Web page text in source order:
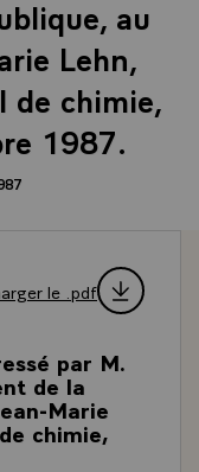
au
Lehn,
de chimie,
1987.
le .pdf
par M.
de la
Marie
chimie,